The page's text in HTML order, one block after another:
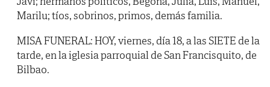
Marilu; tíos, sobrinos, primos, demás familia.
MISA FUNERAL: HOY, viernes, día 18, a las SIETE de la
tarde, en la iglesia parroquial de San Francisquito, de
Bilbao.